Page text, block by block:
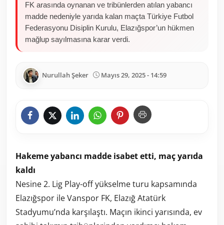
FK arasında oynanan ve tribünlerden atılan yabancı
madde nedeniyle yarıda kalan maçta Türkiye Futbol
Federasyonu Disiplin Kurulu, Elazığspor’un hükmen
mağlup sayılmasına karar verdi.
Nurullah Şeker Mayıs 29, 2025 - 14:59
Hakeme yabancı madde isabet etti, maç yarıda
kaldı
Nesine 2. Lig Play-off yükselme turu kapsamında
Elazığspor ile Vanspor FK, Elazığ Atatürk
Stadyumu’nda karşılaştı. Maçın ikinci yarısında, ev